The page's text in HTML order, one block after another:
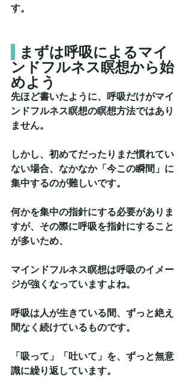
す。
まずは呼吸によるマイ
ンドフルネス瞑想から始
めよう
先ほど書いたように、呼吸だけがマイ
ンドフルネス瞑想の瞑想方法ではあり
ません。
しかし、初めてだったりまだ慣れてい
ない場合、なかなか「今この瞬間」に
集中するのが難しいです。
何かを集中の指針にする必要がありま
すが、その際に呼吸を指針にすること
が多いため、
マインドフルネス瞑想は呼吸のイメー
ジが強くなっていますよね。
呼吸は人が生きている間、ずっと絶え
間なく続けているものです。
「吸って」「吐いて」を、ずっと無意
識に繰り返しています。